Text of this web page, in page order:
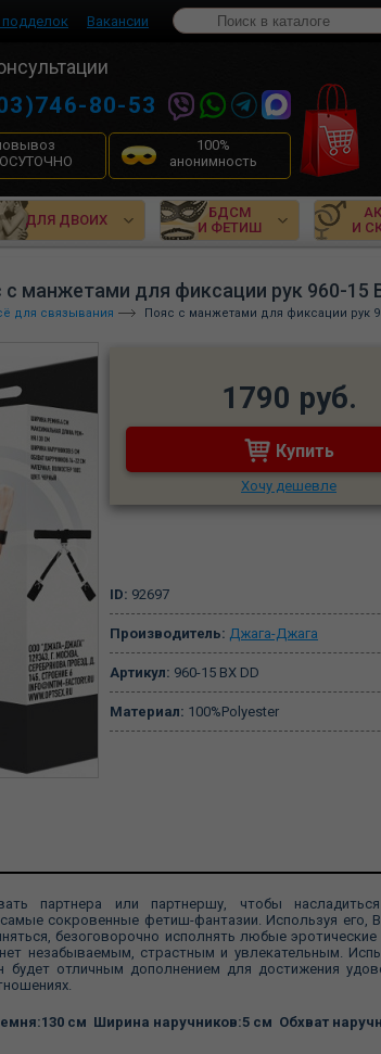
подделок Вакансии
80-53
100%
анонимность
ДЛЯ ДВОИХ
БДСМ
И ФЕТИШ
И
манжетами для фиксации рук 960-15
для связывания Пояс с манжетами для фиксации рук
1790 руб.
Купить
Хочу дешевле
ID: 92697
Производитель: Джага-Джага
Артикул: 960-15 BX DD
Материал: 100%Polyester
партнера или партнершу, чтобы
сокровенные фетиш-фантазии. Используя его,
безоговорочно исполнять любые эротические
незабываемым, страстным и увлекательным.
отличным дополнением для достижения
см Ширина наручников:5 см Обхват